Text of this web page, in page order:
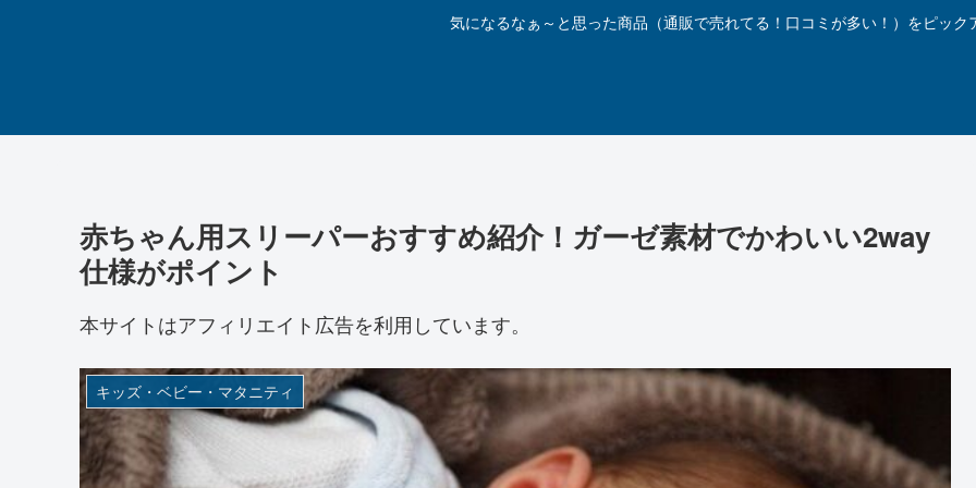
気になるなぁ～と思った商品（通販で売れてる！口コミが多い！）をピック
赤ちゃん用スリーパーおすすめ紹介！ガーゼ素材でかわいい2way
仕様がポイント
本サイトはアフィリエイト広告を利用しています。
キッズ・ベビー・マタニティ